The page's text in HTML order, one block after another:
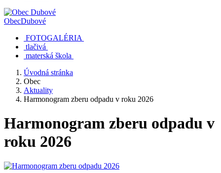
ObecDubové
FOTOGALÉRIA
tlačivá
materská škola
Úvodná stránka
Obec
Aktuality
Harmonogram zberu odpadu v roku 2026
Harmonogram zberu odpadu v
roku 2026